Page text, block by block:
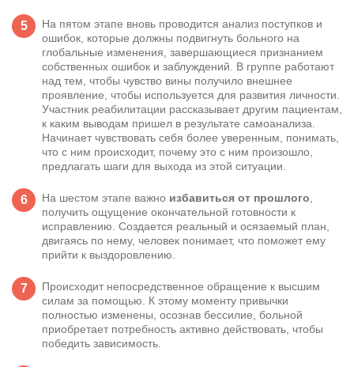
На пятом этапе вновь проводится анализ поступков и
ошибок, которые должны подвигнуть больного на
глобальные изменения, завершающиеся признанием
собственных ошибок и заблуждений. В группе работают
над тем, чтобы чувство вины получило внешнее
проявление, чтобы используется для развития личности.
Участник реабилитации рассказывает другим пациентам,
к каким выводам пришел в результате самоанализа.
Начинает чувствовать себя более уверенным, понимать,
что с ним происходит, почему это с ним произошло,
предлагать шаги для выхода из этой ситуации.
На шестом этапе важно избавиться от прошлого
получить ощущение окончательной готовности к
исправлению. Создается реальный и осязаемый план,
двигаясь по нему, человек понимает, что поможет ему
прийти к выздоровлению.
Происходит непосредственное обращение к высшим
силам за помощью. К этому моменту привычки
полностью изменены, осознав бессилие, больной
приобретает потребность активно действовать, чтобы
победить зависимость.